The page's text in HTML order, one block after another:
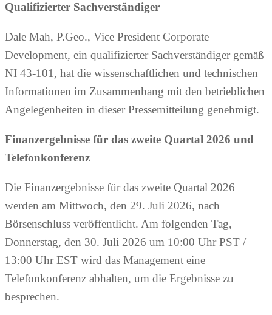
Qualifizierter Sachverständiger
Dale Mah, P.Geo., Vice President Corporate
Development, ein qualifizierter Sachverständiger gemäß
NI 43-101, hat die wissenschaftlichen und technischen
Informationen im Zusammenhang mit den betrieblichen
Angelegenheiten in dieser Pressemitteilung genehmigt.
Finanzergebnisse für das zweite Quartal 2026 und
Telefonkonferenz
Die Finanzergebnisse für das zweite Quartal 2026
werden am Mittwoch, den 29. Juli 2026, nach
Börsenschluss veröffentlicht. Am folgenden Tag,
Donnerstag, den 30. Juli 2026 um 10:00 Uhr PST /
13:00 Uhr EST wird das Management eine
Telefonkonferenz abhalten, um die Ergebnisse zu
besprechen.